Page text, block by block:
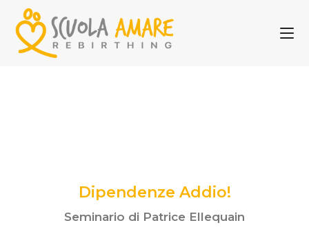
Dipendenze Addio!
Seminario di Patrice Ellequain​